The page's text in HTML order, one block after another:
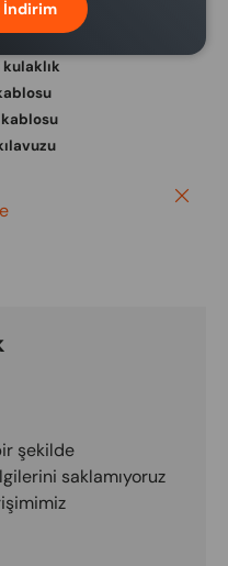
Close
şekilde
saklamıyoruz
İndirim